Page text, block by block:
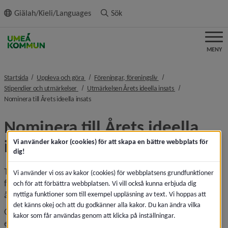
innehållet
Giälah/Kieli/Languages Sök
MENY
Startsida Uppleva och göra nivå i brödsmulenavigeringen
Föreningar, föreningsliv nivå i
Stipendier och utmärkelser nivå i brödsmulenavigeringen
Utmärkelsen Årets ideella insats nivå i
Nominera till Årets ideella insatsnivå i brödsmulenavigeringen
Nominera till Årets ideella
insats
Till och med 11 november 2025 kan du nominera den
förening eller organisation som du tycker förtjänar att bli
årets ideella insats.
Observera att du ska nominera en förening och inte en
enskild person. Fyll inte i andras personuppgifter,
Vi använder kakor (cookies) för att skapa en bättre webbplats för
dig!
Vi använder vi oss av kakor (cookies) för webbplatsens grundfunktioner
och för att förbättra webbplatsen. Vi vill också kunna erbjuda dig
nyttiga funktioner som till exempel uppläsning av text. Vi hoppas att
det känns okej och att du godkänner alla kakor. Du kan ändra vilka
kakor som får användas genom att klicka på inställningar.